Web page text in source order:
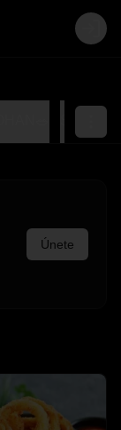
Login
Únete